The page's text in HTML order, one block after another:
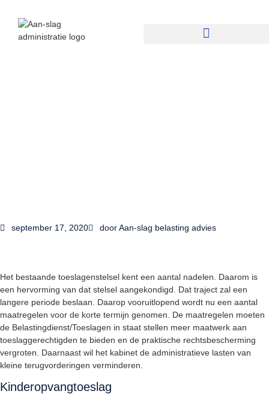
september 17, 2020 doorAan-slag belasting advies
Het bestaande toeslagenstelsel kent een aantal nadelen. Daarom is
een hervorming van dat stelsel aangekondigd. Dat traject zal een
langere periode beslaan. Daarop vooruitlopend wordt nu een aantal
maatregelen voor de korte termijn genomen. De maatregelen moeten
de Belastingdienst/Toeslagen in staat stellen meer maatwerk aan
toeslaggerechtigden te bieden en de praktische rechtsbescherming
vergroten. Daarnaast wil het kabinet de administratieve lasten van
kleine terugvorderingen verminderen.
Kinderopvangtoeslag